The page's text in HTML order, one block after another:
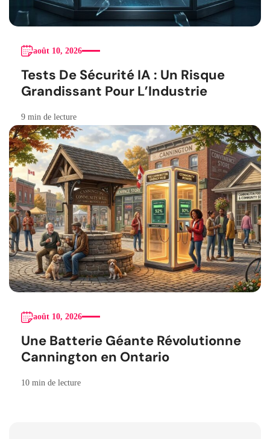
août 10, 2026
Tests De Sécurité IA : Un Risque
Grandissant Pour L’Industrie
9 min de lecture
août 10, 2026
Une Batterie Géante Révolutionne
Cannington en Ontario
10 min de lecture